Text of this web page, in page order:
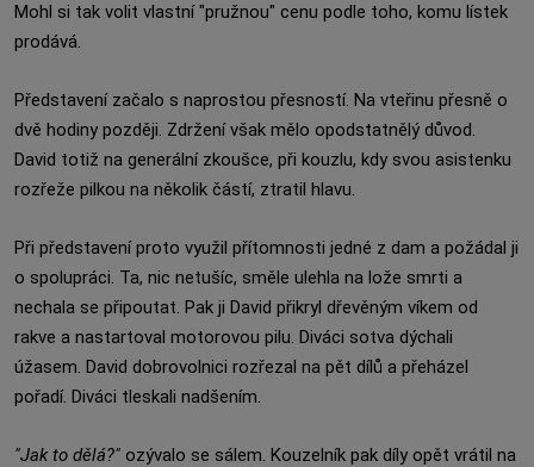
Mohl si tak volit vlastní "pružnou" cenu podle toho, komu lístek
prodává.
Představení začalo s naprostou přesností. Na vteřinu přesně o
dvě hodiny později. Zdržení však mělo opodstatnělý důvod.
David totiž na generální zkoušce, při kouzlu, kdy svou asistenku
rozřeže pilkou na několik částí, ztratil hlavu.
Při představení proto využil přítomnosti jedné z dam a požádal ji
o spolupráci. Ta, nic netušíc, směle ulehla na lože smrti a
nechala se připoutat. Pak ji David přikryl dřevěným víkem od
rakve a nastartoval motorovou pilu. Diváci sotva dýchali
úžasem. David dobrovolnici rozřezal na pět dílů a přeházel
pořadí. Diváci tleskali nadšením.
"Jak to dělá?" ozývalo se sálem. Kouzelník pak díly opět vrátil na